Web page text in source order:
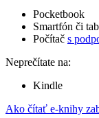
Pocketbook
Smartfón či
Počítač s
Neprečítate na:
Kindle
Ako čítať e-knihy